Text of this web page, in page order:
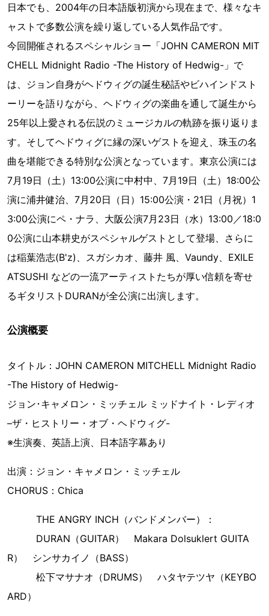
日本でも、2004年の日本語版初演から現在まで、様々なキ
ャストで多数公演を繰り返している人気作品です。
今回開催されるスペシャルショー「JOHN CAMERON MIT
CHELL Midnight Radio -The History of Hedwig-」で
は、ジョン自身がヘドウィグの誕生秘話やビハインドスト
ーリーを語りながら、ヘドウィグの楽曲を通して誕生から
25年以上愛される伝説のミュージカルの軌跡を振り返りま
す。そしてヘドウィグに縁の深いゲストを迎え、珠玉の名
曲を堪能できる特別な公演となっています。東京公演には
7月19日（土）13:00公演に中村中、7月19日（土）18:00公
演に浦井健治、7月20日（日）15:00公演・21日（月祝）1
3:00公演にペ・ナラ、大阪公演7月23日（水）13:00／18:0
0公演に山本耕史がスペシャルゲストとして登場、さらに
は稲葉浩志(B'z)、スガシカオ、藤井 風、Vaundy、EXILE
ATSUSHI などの一流アーティストたちが厚い信頼を寄せ
るギタリストDURANが全公演に出演します。
公演概要
タイトル：JOHN CAMERON MITCHELL Midnight Radio
-The History of Hedwig-
ジョン･キャメロン・ミッチェル ミッドナイト・レディオ
–ザ・ヒストリー・オブ・ヘドウィグ-
※生演奏、英語上演、日本語字幕あり
出演：ジョン・キャメロン・ミッチェル
CHORUS：Chica
THE ANGRY INCH（バンドメンバー）：
DURAN（GUITAR） Makara Dolsuklert GUITA
R） シンサカイノ（BASS）
松下マサナオ（DRUMS） ハタヤテツヤ（KEYBO
ARD）